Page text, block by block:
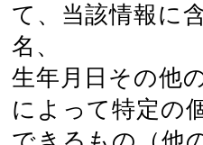
て、当該情報に
名、
生年月日その他
によって特定の